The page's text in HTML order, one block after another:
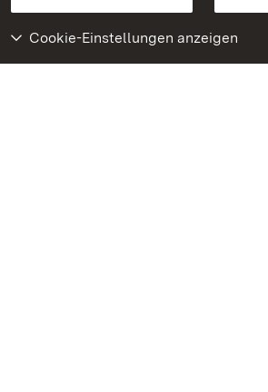
Cookie-Einstellungen anzeigen
Weiteres